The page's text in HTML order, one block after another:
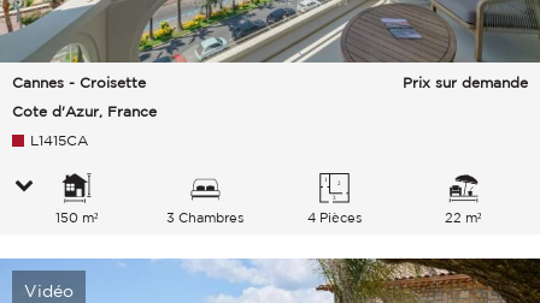
Cannes - Croisette
Cote d'Azur, France
Prix sur demande
L1415CA
150 m² 3 Chambres 4 Pièces 22 m²
Vidéo